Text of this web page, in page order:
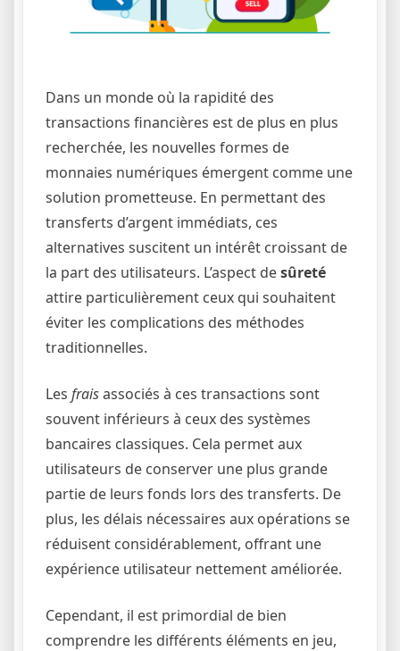
Dans un monde où la rapidité des
transactions financières est de plus en plus
recherchée, les nouvelles formes de
monnaies numériques émergent comme une
solution prometteuse. En permettant des
transferts d’argent immédiats, ces
alternatives suscitent un intérêt croissant de
la part des utilisateurs. L’aspect desûreté
attire particulièrement ceux qui souhaitent
éviter les complications des méthodes
traditionnelles.
Les fraisassociés à ces transactions sont
souvent inférieurs à ceux des systèmes
bancaires classiques. Cela permet aux
utilisateurs de conserver une plus grande
partie de leurs fonds lors des transferts. De
plus, les délais nécessaires aux opérations se
réduisent considérablement, offrant une
expérience utilisateur nettement améliorée.
Cependant, il est primordial de bien
comprendre les différents éléments en jeu,